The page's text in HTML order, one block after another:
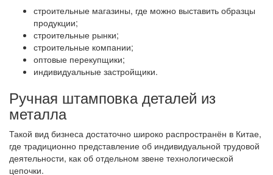
строительные магазины, где можно выставить образцы
продукции;
строительные рынки;
строительные компании;
оптовые перекупщики;
индивидуальные застройщики.
Ручная штамповка деталей из
металла
Такой вид бизнеса достаточно широко распространён в Китае,
где традиционно представление об индивидуальной трудовой
деятельности, как об отдельном звене технологической
цепочки.